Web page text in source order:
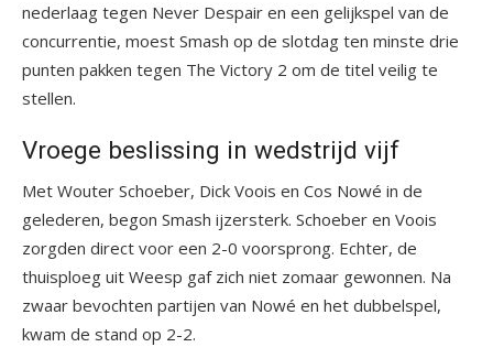
nederlaag tegen Never Despair en een gelijkspel van de
concurrentie, moest Smash op de slotdag ten minste drie
punten pakken tegen The Victory 2 om de titel veilig te
stellen.
Vroege beslissing in wedstrijd vijf
Met Wouter Schoeber, Dick Voois en Cos Nowé in de
gelederen, begon Smash ijzersterk. Schoeber en Voois
zorgden direct voor een 2-0 voorsprong. Echter, de
thuisploeg uit Weesp gaf zich niet zomaar gewonnen. Na
zwaar bevochten partijen van Nowé en het dubbelspel,
kwam de stand op 2-2.